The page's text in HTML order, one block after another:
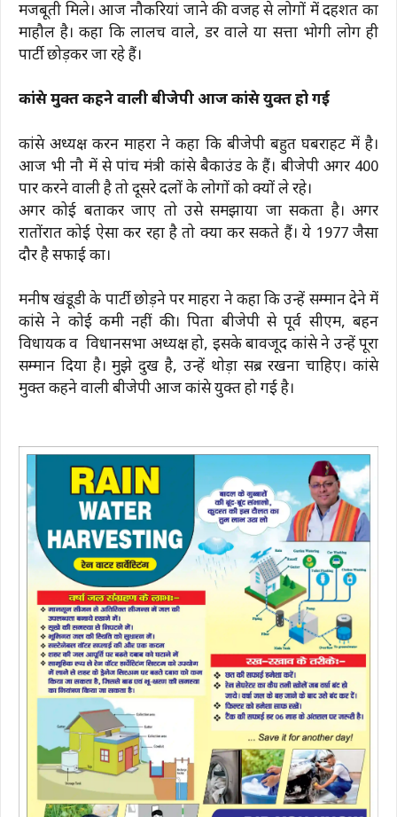
मजबूती मिले। आज नौकरियां जाने की वजह से लोगों में दहशत का
माहौल है। कहा कि लालच वाले, डर वाले या सत्ता भोगी लोग ही
पार्टी छोड़कर जा रहे हैं।
कांग्रेस मुक्त कहने वाली बीजेपी आज कांग्रेस युक्त हो गई
कांग्रेस अध्यक्ष करन माहरा ने कहा कि बीजेपी बहुत घबराहट में है।
आज भी नौ में से पांच मंत्री कांग्रेस बैकग्राउंड के हैं। बीजेपी अगर 400
पार करने वाली है तो दूसरे दलों के लोगों को क्यों ले रहे।
अगर कोई बताकर जाए तो उसे समझाया जा सकता है। अगर
रातोंरात कोई ऐसा कर रहा है तो क्या कर सकते हैं। ये 1977 जैसा
दौर है सफाई का।
मनीष खंडूडी के पार्टी छोड़ने पर माहरा ने कहा कि उन्हें सम्मान देने में
कांग्रेस ने कोई कमी नहीं की। पिता बीजेपी से पूर्व सीएम, बहन
विधायक व विधानसभा अध्यक्ष हो, इसके बावजूद कांग्रेस ने उन्हें पूरा
सम्मान दिया है। मुझे दुख है, उन्हें थोड़ा सब्र रखना चाहिए। कांग्रेस
मुक्त कहने वाली बीजेपी आज कांग्रेस युक्त हो गई है।